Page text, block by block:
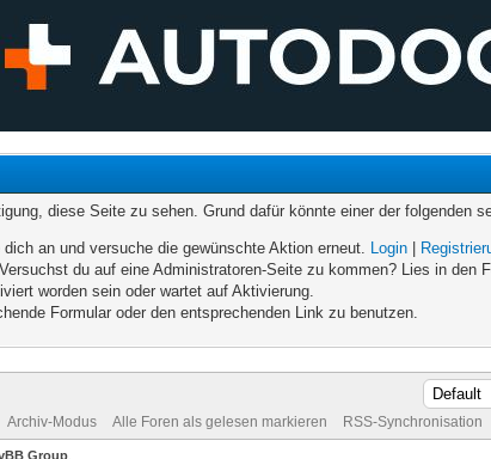
diese Seite zu sehen. Grund dafür könnte einer der folgenden
an und versuche die gewünschte Aktion erneut. Login
du auf eine Administratoren-Seite zu kommen? Lies in den
worden sein oder wartet auf Aktivierung.
Formular oder den entsprechenden Link zu benutzen.
Archiv-Modus Alle Foren als gelesen markieren RSS-Synchronisation
Group.